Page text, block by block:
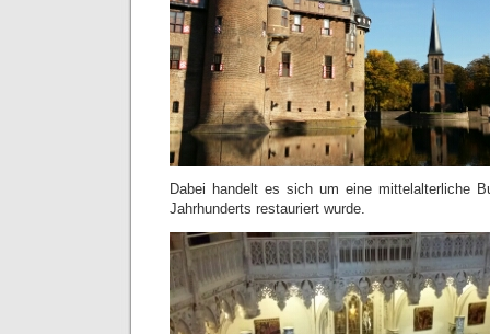
Dabei handelt es sich um eine mittelalterliche
Jahrhunderts restauriert wurde.